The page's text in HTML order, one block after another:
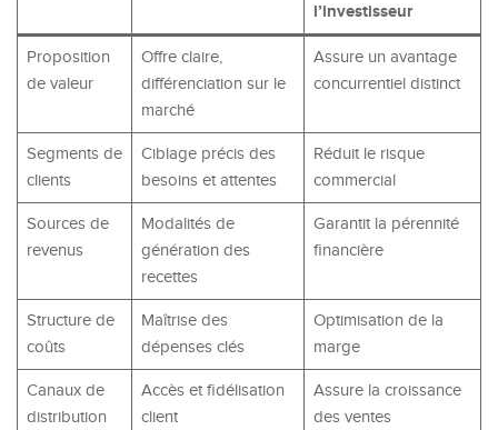
l’investisseur
Proposition
de valeur
Offre claire,
différenciation sur le
marché
Assure un avantage
concurrentiel distinct
Segments de
clients
Ciblage précis des
besoins et attentes
Réduit le risque
commercial
Sources de
revenus
Modalités de
génération des
recettes
Garantit la pérennité
financière
Structure de
coûts
Maîtrise des
dépenses clés
Optimisation de la
marge
Canaux de
distribution
Accès et fidélisation
client
Assure la croissance
des ventes